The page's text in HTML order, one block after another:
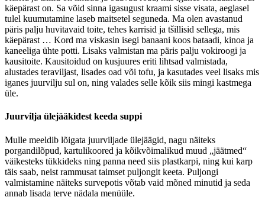
käepärast on. Sa võid sinna igasugust kraami sisse visata, aeglasel
tulel kuumutamine laseb maitsetel seguneda. Ma olen avastanud
päris palju huvitavaid toite, tehes karrisid ja tšillisid sellega, mis
käepärast … Kord ma viskasin isegi banaani koos bataadi, kinoa ja
kaneeliga ühte potti. Lisaks valmistan ma päris palju vokiroogi ja
kausitoite. Kausitoidud on kusjuures eriti lihtsad valmistada,
alustades teraviljast, lisades oad või tofu, ja kasutades veel lisaks mis
iganes juurvilju sul on, ning valades selle kõik siis mingi kastmega
üle.
Juurvilja ülejääkidest keeda suppi
Mulle meeldib lõigata juurviljade ülejäägid, nagu näiteks
porgandilõpud, kartulikoored ja kõikvõimalikud muud „jäätmed“
väikesteks tükkideks ning panna need siis plastkarpi, ning kui karp
täis saab, neist rammusat taimset puljongit keeta. Puljongi
valmistamine näiteks survepotis võtab vaid mõned minutid ja seda
annab lisada terve nädala menüüle.